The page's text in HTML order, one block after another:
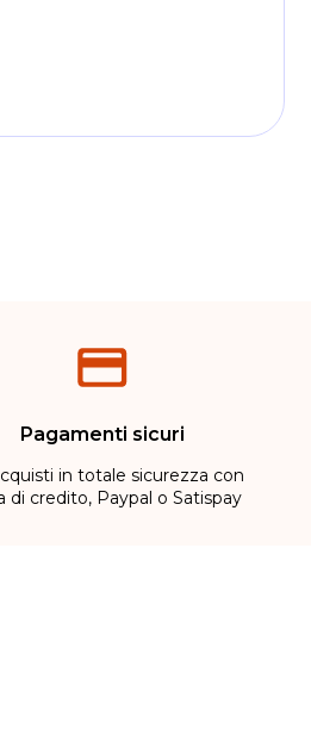
Pagamenti sicuri
in totale sicurezza con
di credito, Paypal o Satispay